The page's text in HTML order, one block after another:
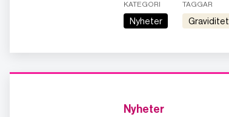
KATEGORI
Nyheter
TAGGAR
graviditet
Nyheter